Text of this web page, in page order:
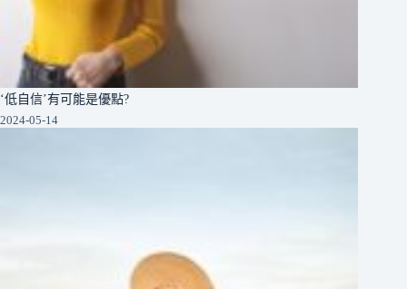
‘低自信’有可能是優點?
2024-05-14